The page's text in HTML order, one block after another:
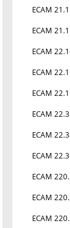
ECAM
ECAM
ECAM
ECAM
ECAM
ECAM
ECAM
ECAM
ECAM
ECAM
ECAM